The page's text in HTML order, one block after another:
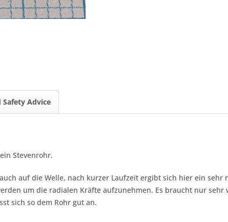
Advice
Stevenrohr.
auf die Welle, nach kurzer Laufzeit ergibt sich hier ein sehr
um die radialen Kräfte aufzunehmen. Es braucht nur sehr
sich so dem Rohr gut an.